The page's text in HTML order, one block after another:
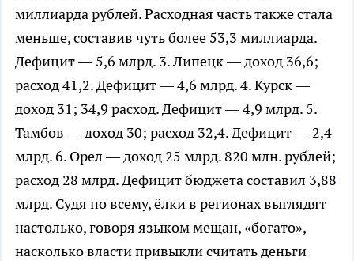
миллиарда рублей. Расходная часть также стала
меньше, составив чуть более 53,3 миллиарда.
Дефицит — 5,6 млрд. 3. Липецк — доход 36,6;
расход 41,2. Дефицит — 4,6 млрд. 4. Курск —
доход 31; 34,9 расход. Дефицит — 4,9 млрд. 5.
Тамбов — доход 30; расход 32,4. Дефицит — 2,4
млрд. 6. Орел — доход 25 млрд. 820 млн. рублей;
расход 28 млрд. Дефицит бюджета составил 3,88
млрд. Судя по всему, ёлки в регионах выглядят
настолько, говоря языком мещан, «богато»,
насколько власти привыкли считать деньги